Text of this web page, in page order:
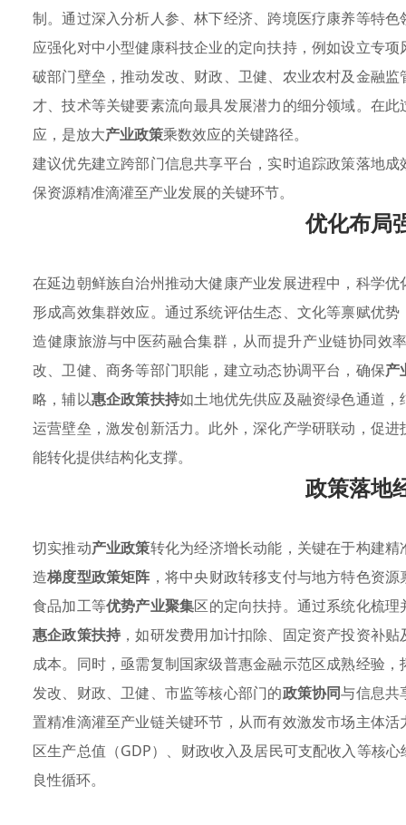
制。通过深入分析人参、林下经济、跨境医疗康养等特
应强化对中小型健康科技企业的定向扶持，例如设立专
破部门壁垒，推动发改、财政、卫健、农业农村及金融
才、技术等关键要素流向最具发展潜力的细分领域。在此
应，是放大产业政策乘数效应的关键路径。
建议优先建立跨部门信息共享平台，实时追踪政策落地
保资源精准滴灌至产业发展的关键环节。
优化布局
在延边朝鲜族自治州推动大健康产业发展进程中，科学
形成高效集群效应。通过系统评估生态、文化等禀赋优势
造健康旅游与中医药融合集群，从而提升产业链协同效
改、卫健、商务等部门职能，建立动态协调平台，确保产
略，辅以惠企政策扶持如土地优先供应及融资绿色通道
运营壁垒，激发创新活力。此外，深化产学研联动，促
能转化提供结构化支撑。
政策落地
切实推动产业政策转化为经济增长动能，关键在于构建
造梯度型政策矩阵 ，将中央财政转移支付与地方特色资
食品加工等优势产业聚集区的定向扶持。通过系统化梳理
惠企政策扶持 ，如研发费用加计扣除、固定资产投资补
成本。同时，亟需复制国家级普惠金融示范区成熟经验
发改、财政、卫健、市监等核心部门的政策协同与信息共
置精准滴灌至产业链关键环节，从而有效激发市场主体
区生产总值（GDP）、财政收入及居民可支配收入等核
良性循环。